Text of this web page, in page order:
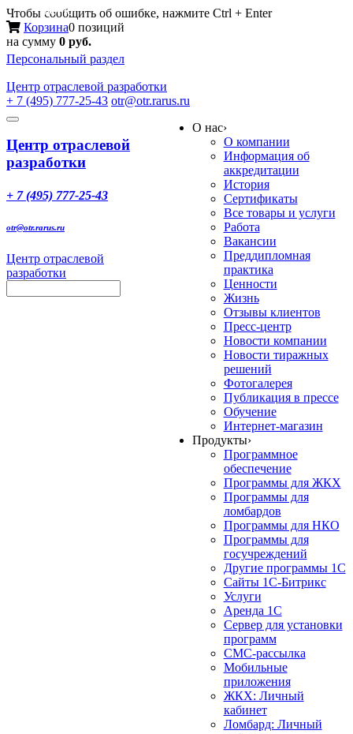
Чтобы сообщить об ошибке, нажмите Ctrl + Enter
Корзина0 позиций
на сумму 0 руб.
Персональный раздел
Центр отраслевой разработки
+ 7 (495) 777-25-43 otr@otr.rarus.ru
Toggle
Меню
Центр отраслевой
разработки
+ 7 (495) 777-25-43
otr@otr.rarus.ru
Центр отраслевой
разработки
О нас›
О компании
Информация об
аккредитации
История
Сертификаты
Все товары и услуги
Работа
Вакансии
Преддипломная
практика
Ценности
Жизнь
Отзывы клиентов
Пресс-центр
Новости компании
Новости тиражных
решений
Фотогалерея
Публикация в прессе
Обучение
Интернет-магазин
Продукты›
Программное
обеспечение
Программы для ЖКХ
Программы для
ломбардов
Программы для НКО
Программы для
госучреждений
Другие программы 1С
Сайты 1С-Битрикс
Услуги
Аренда 1С
Сервер для установки
программ
СМС-рассылка
Мобильные
приложения
ЖКХ: Личный
кабинет
Ломбард: Личный